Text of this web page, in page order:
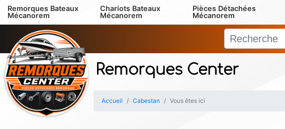
Remorques Center
Remorques Bateaux
Mécanorem
Chariots Bateaux
Mécanorem
Pièces Détachées
Mécanorem
Accueil Cabestan Vous êtes ici